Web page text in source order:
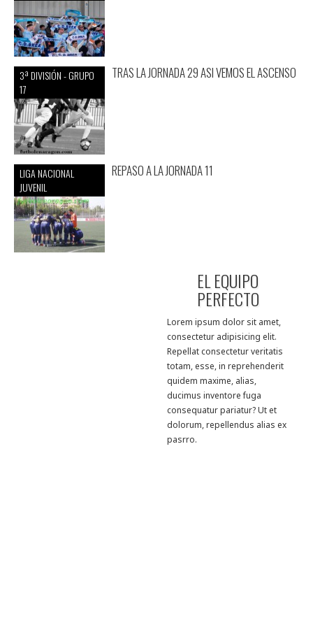
3ª DIVISIÓN - GRUPO
17
TRAS LA JORNADA 29 ASI VEMOS EL ASCENSO
LIGA NACIONAL
JUVENIL
REPASO A LA JORNADA 11
EL EQUIPO
PERFECTO
Lorem ipsum dolor sit amet,
consectetur adipisicing elit.
Repellat consectetur veritatis
totam, esse, in reprehenderit
quidem maxime, alias,
ducimus inventore fuga
consequatur pariatur? Ut et
dolorum, repellendus alias ex
pasrro.